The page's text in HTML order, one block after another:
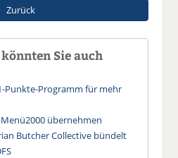
Zurück
Sie auch
Punkte-Programm für mehr
übernehmen
Butcher Collective bündelt